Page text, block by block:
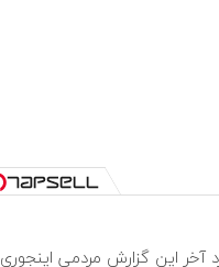
این گزارش مردمی اینجوری